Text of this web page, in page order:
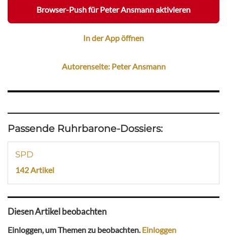
Browser-Push für Peter Ansmann aktivieren
In der App öffnen
Autorenseite: Peter Ansmann
Passende Ruhrbarone-Dossiers:
SPD
142 Artikel
Diesen Artikel beobachten
Einloggen, um Themen zu beobachten. Einloggen